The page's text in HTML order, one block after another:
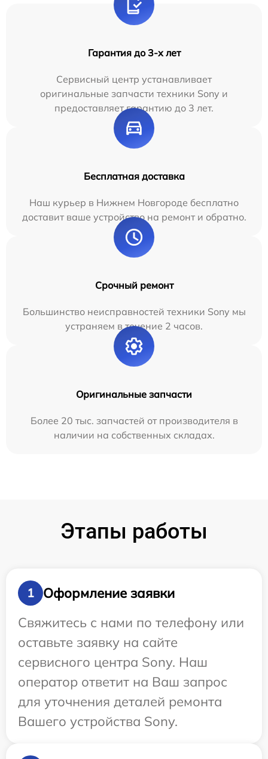
Гарантия до 3-х лет
Сервисный центр устанавливает
оригинальные запчасти техники Sony и
предоставляет гарантию до 3 лет.
Бесплатная доставка
Наш курьер в Нижнем Новгороде бесплатно
доставит ваше устройство на ремонт и обратно.
Срочный ремонт
Большинство неисправностей техники Sony мы
устраняем в течение 2 часов.
Оригинальные запчасти
Более 20 тыс. запчастей от производителя в
наличии на собственных складах.
Этапы работы
1
Оформление заявки
Свяжитесь с нами по телефону или
оставьте заявку на сайте
сервисного центра Sony. Наш
оператор ответит на Ваш запрос
для уточнения деталей ремонта
Вашего устройства Sony.